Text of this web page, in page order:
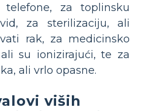
za toplinsku
za sterilizaciju, ali
rak, za medicinsko
su ionizirajući, te za
ali vrlo opasne.
viših